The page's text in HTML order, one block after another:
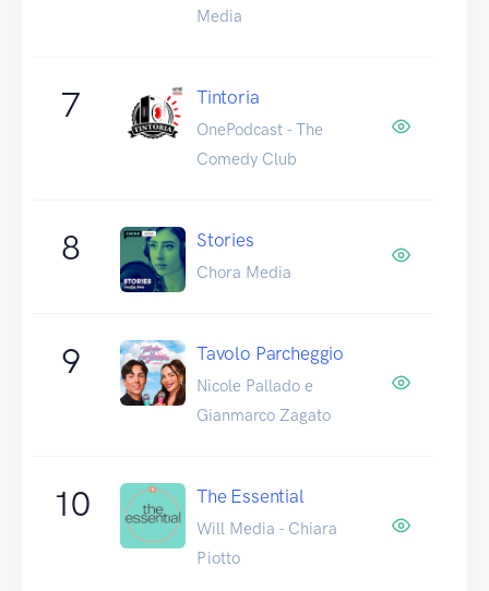
Media
7 Tintoria
OnePodcast - The
Comedy Club
8 Stories
Chora Media
9 Tavolo Parcheggio
Nicole Pallado e
Gianmarco Zagato
10 The Essential
Will Media - Chiara
Piotto